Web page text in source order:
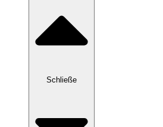
Schließe